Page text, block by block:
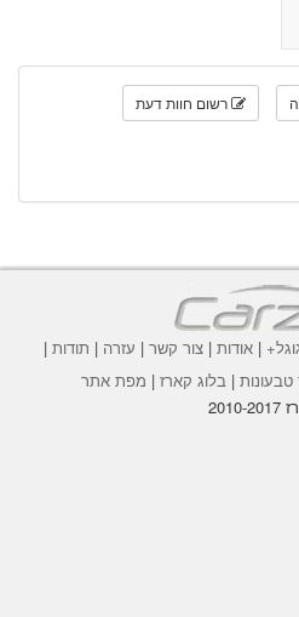
רשום חוות דעת
|אודות |צור קשר | עזרה | תודות |
| בלוג קארז | מפת אתר
2017